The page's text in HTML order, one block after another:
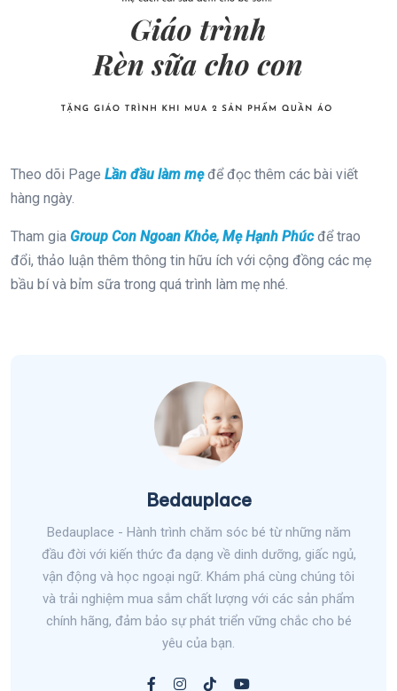
Theo dõi Page Lần đầu làm mẹđể đọc thêm các bài viết
hàng ngày.
Tham gia Group Con Ngoan Khỏe, Mẹ Hạnh Phúcđể trao
đổi, thảo luận thêm thông tin hữu ích với cộng đồng các mẹ
bầu bí và bỉm sữa trong quá trình làm mẹ nhé.
Bedauplace
Bedauplace - Hành trình chăm sóc bé từ những năm
đầu đời với kiến thức đa dạng về dinh dưỡng, giấc ngủ,
vận động và học ngoại ngữ. Khám phá cùng chúng tôi
và trải nghiệm mua sắm chất lượng với các sản phẩm
chính hãng, đảm bảo sự phát triển vững chắc cho bé
yêu của bạn.